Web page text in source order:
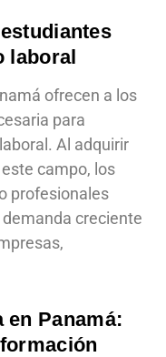
laboral
ofrecen a los
para
Al adquirir
campo, los
profesionales
creciente
en Panamá: